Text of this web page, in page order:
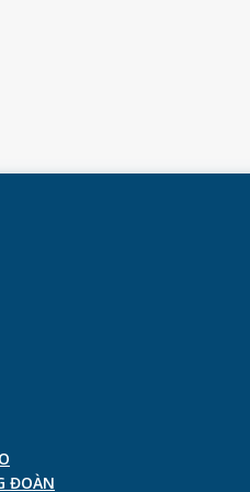
ĐOÀN
– Cha